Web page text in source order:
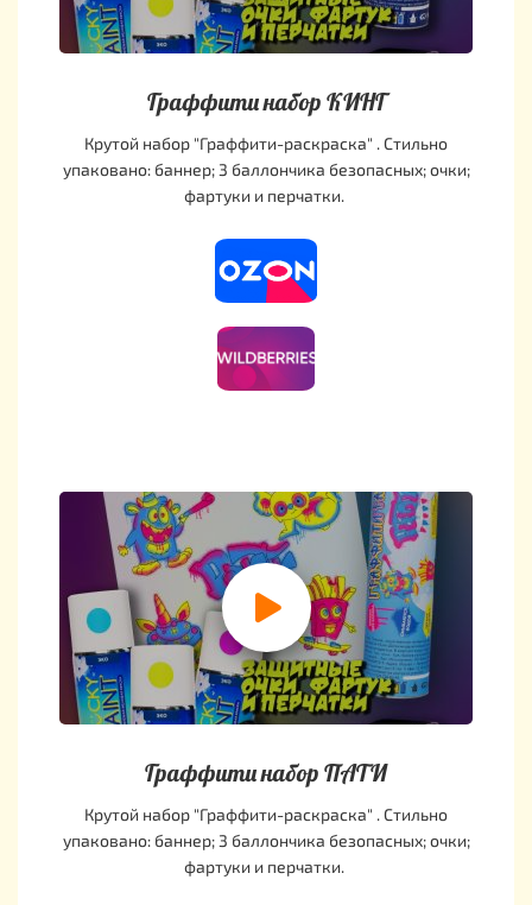
Граффити набор КИНГ
Крутой набор "Граффити-раскраска" . Стильно
упаковано: баннер; 3 баллончика безопасных; очки;
фартуки и перчатки.
Граффити набор ПАТИ
Крутой набор "Граффити-раскраска" . Стильно
упаковано: баннер; 3 баллончика безопасных; очки;
фартуки и перчатки.